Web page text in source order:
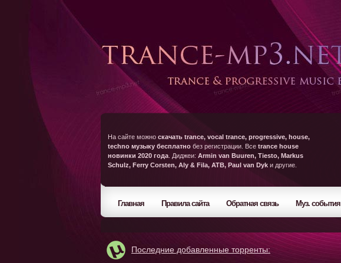
На сайте можно скачать trance, vocal trance, progressive, house,
techno музыку бесплатно без регистрации. Все trance house
новинки 2020 года . Диджеи: Armin van Buuren, Tiesto, Markus
Schulz, Ferry Corsten, Aly & Fila, ATB, Paul van Dyk и другие.
Главная Правила сайта Обратная связь Муз. события
Последние добавленные торренты: